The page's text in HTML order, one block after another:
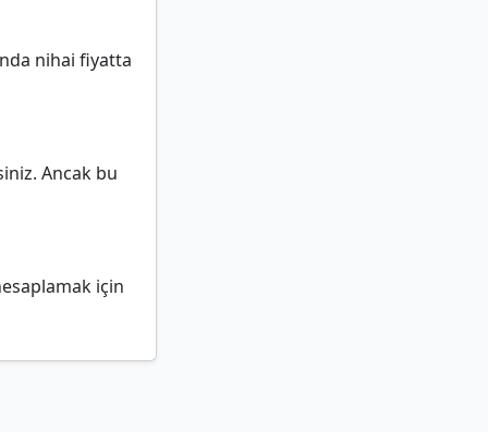
nihai fiyatta
Ancak bu
için